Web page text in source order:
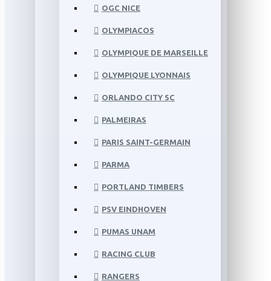
OGC NICE
OLYMPIACOS
OLYMPIQUE DE MARSEILLE
OLYMPIQUE LYONNAIS
ORLANDO CITY SC
PALMEIRAS
PARIS SAINT-GERMAIN
PARMA
PORTLAND TIMBERS
PSV EINDHOVEN
PUMAS UNAM
RACING CLUB
RANGERS